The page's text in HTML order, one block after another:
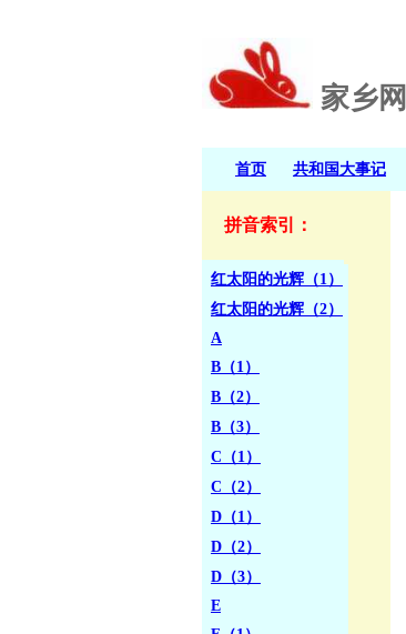
家乡网
首页 共和国大事记
拼音索引：
红太阳的光辉（1）
红太阳的光辉（2）
A
B（1）
B（2）
B（3）
C（1）
C（2）
D（1）
D（2）
D（3）
E